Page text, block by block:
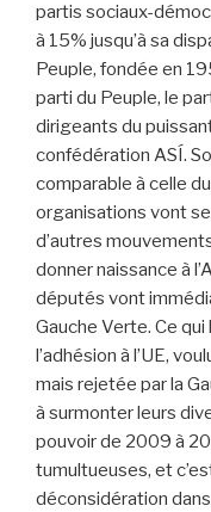
partis sociaux-
à 15% jusqu’à sa
Peuple, fondée en
parti du Peuple, le
dirigeants du
confédération ASÍ.
comparable à celle
organisations vont
d’autres
donner naissance à
députés vont
Gauche Verte. Ce
l’adhésion à l’UE,
mais rejetée par la
à surmonter leurs
pouvoir de 2009 à
tumultueuses, et
déconsidération